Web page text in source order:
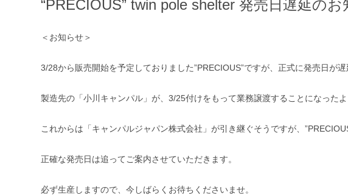
“PRECIOUS” twin pole shelter 発売日遅延のお
＜お知らせ＞
3/28から販売開始を予定しておりました”PRECIOUS”ですが、正式に発売日が
製造先の「小川キャンパル」が、3/25付けをもって業務譲渡することになったよ
これからは「キャンパルジャパン株式会社」が引き継ぐそうですが、
正確な発売日は追ってご案内させていただきます。
必ず生産しますので、今しばらくお待ちくださいませ。